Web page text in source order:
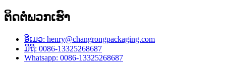
ຕິດ​ຕໍ່​ພວກ​ເຮົາ
ອີເມວ: henry@changrongpackaging.com
ມືຖື: 0086-13325268687
Whatsapp: 0086-13325268687